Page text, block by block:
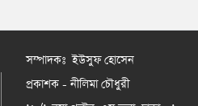
সম্পাদকঃ ইউসুফ হোসেন
প্রকাশক - নীলিমা চৌধুরী